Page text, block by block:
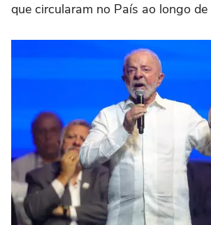
que circularam no País ao longo de